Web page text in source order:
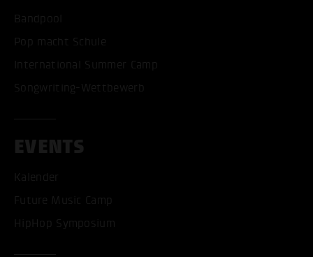
Bandpool
Pop macht Schule
International Summer Camp
Songwriting-Wettbewerb
EVENTS
Kalender
Future Music Camp
HipHop Symposium